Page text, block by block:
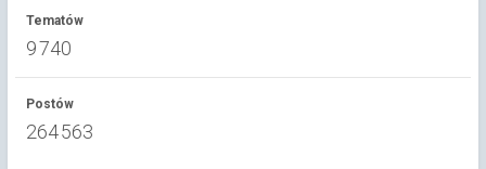
Tematów
9 740
Postów
264 563